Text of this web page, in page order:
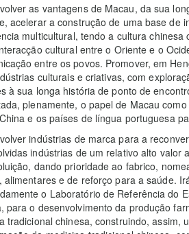
as vantagens de Macau, da sua
acelerar a construção de uma base de
multicultural, tendo a cultura
cultural entre o Oriente e o
entre os povos. Promover, em
culturais e criativas, com
à sua longa história de ponto de
plenamente, o papel de Macau
e os países de língua portuguesa
indústrias de marca para a
indústrias de um relativo alto
dando prioridade ao fabrico,
alimentares e de reforço para a saúde.
o Laboratório de Referência do
para o desenvolvimento da produção
tradicional chinesa, construindo,